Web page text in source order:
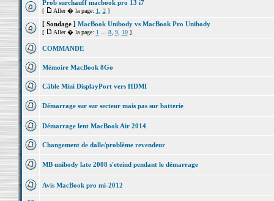
Prob surchauff macbook pro 13 i7
[ Aller � la page: 1 2]
[ Sondage ] MacBook Unibody vs MacBook Pro Unibody
[ Aller � la page: 1 8, 9, 10]
COMMANDE
Mémoire MacBook 8Go
Câble Mini DisplayPort vers HDMI
Démarrage sur sur secteur mais pas sur batterie
Démarrage lent MacBook Air 2014
Changement de dalle/problème revendeur
MB unibody late 2008 s'eteind pendant le démarrage
Avis MacBook pro mi-2012